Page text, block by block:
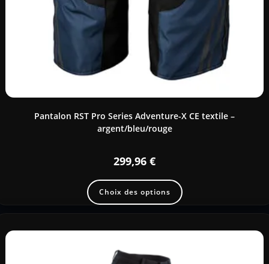
Pantalon RST Pro Series Adventure-X CE textile –
argent/bleu/rouge
299,96 €
Choix des options